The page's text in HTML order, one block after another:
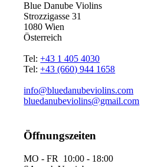
Blue Danube Violins
Strozzigasse 31
1080 Wien
Österreich
Tel:+43 1 405 4030
Tel:+43 (660) 944 1658
info@bluedanubeviolins.com
bluedanubeviolins@gmail.com
Öffnungszeiten
MO - FR 10:00 - 18:00